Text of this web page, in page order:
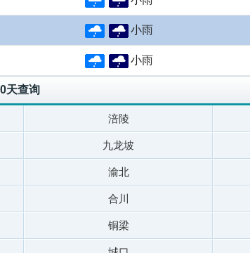
小雨
小雨
天查询
涪陵
九龙坡
渝北
合川
铜梁